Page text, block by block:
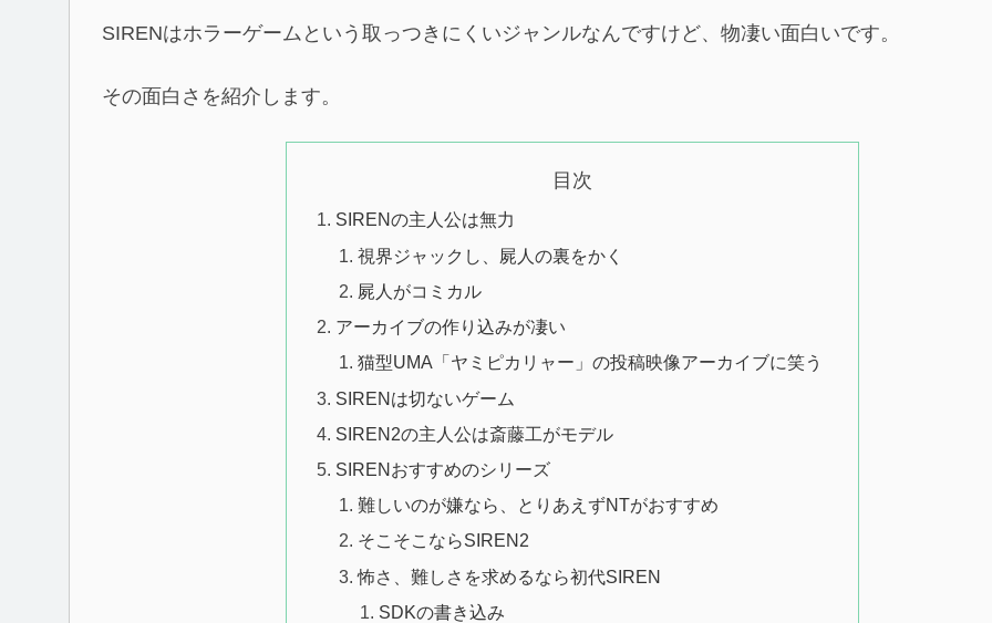
SIRENはホラーゲームという取っつきにくいジャンルなんですけど、物凄い面白いです。
その面白さを紹介します。
目次
SIRENの主人公は無力
視界ジャックし、屍人の裏をかく
屍人がコミカル
アーカイブの作り込みが凄い
猫型UMA「ヤミピカリャー」の投稿映像アーカイブに笑う
SIRENは切ないゲーム
SIREN2の主人公は斎藤工がモデル
SIRENおすすめのシリーズ
難しいのが嫌なら、とりあえずNTがおすすめ
そこそこならSIREN2
怖さ、難しさを求めるなら初代SIREN
SDKの書き込み